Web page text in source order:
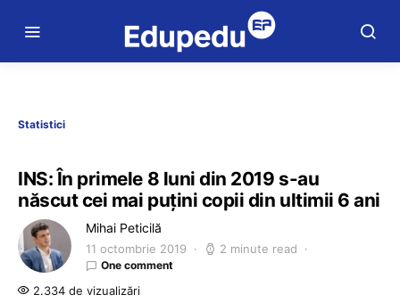
Statistici
INS: În primele 8 luni din 2019 s-au
născut cei mai puţini copii din ultimii 6 ani
Mihai Peticilă
11 octombrie 2019 2 minute read
One comment
2.334 de vizualizări